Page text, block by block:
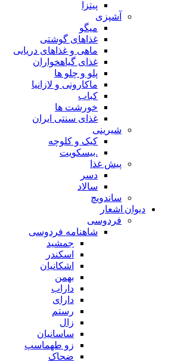
پیتزا
آشپزی
میگو
غذاهای گوشتی
ماهی و غذاهای دریایی
غذای گیاهخواران
پلو و چلو ها
ماکارونی و لازانیا
کباب
خورشت ها
غذای سنتی ایران
شیرینی
کیک و کلوچه
.بیسکویت
پیش غذا
دسر
سالاد
ساندویچ
دیوان اشعار
فردوسی
شاهنامه فردوسی
جمشید
اسکندر
اشکانیان
بهمن
داراب
دارای
رستم
زال
ساسانیان
زو طهماسپ‏
ضحاک